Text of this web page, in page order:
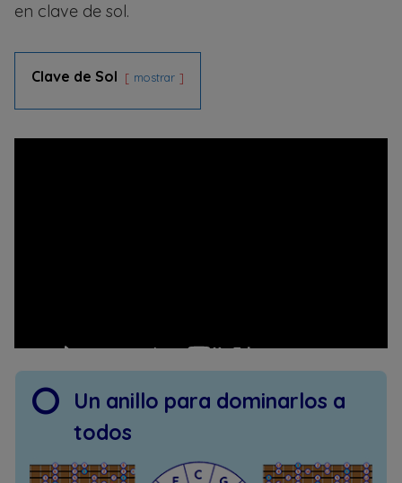
en clave de sol.
Clave de Sol mostrar
Un anillo para dominarlos a
todos